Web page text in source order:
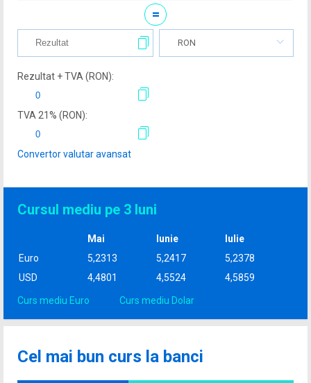
=
RON
Rezultat + TVA (RON):
TVA 21% (RON):
Convertor valutar avansat
Cursul mediu pe 3 luni
Mai Iunie
Iulie
Euro
5,2313 5,2417
5,2378
USD
4,4801 4,5524 4,5859
Curs mediu Euro Curs mediu Dolar
Cel mai bun curs la banci